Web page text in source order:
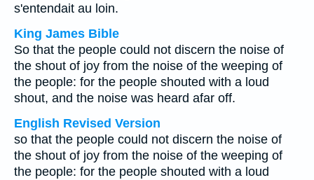
s'entendait au loin.
King James Bible
So that the people could not discern the noise of
the shout of joy from the noise of the weeping of
the people: for the people shouted with a loud
shout, and the noise was heard afar off.
English Revised Version
so that the people could not discern the noise of
the shout of joy from the noise of the weeping of
the people: for the people shouted with a loud